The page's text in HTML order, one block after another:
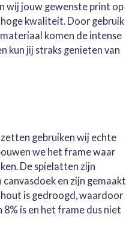
wij jouw gewenste print op
kwaliteit. Door gebruik
komen de intense
kun jij straks genieten van
gebruiken wij echte
we het frame waar
De spielatten zijn
en zijn gemaakt
is gedroogd, waardoor
is en het frame dus niet